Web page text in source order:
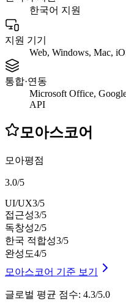
한국어 지원
지원 기기
Web, Windows, Mac,
통합·연동
Microsoft Office,
API
모아스코어
모아평점
3.0/5
UI/UX3/5
접근성3/5
독창성2/5
한국 적합성3/5
완성도4/5
모아스코어 기준 보기
글로벌 평균 점수: 4.3/5.0